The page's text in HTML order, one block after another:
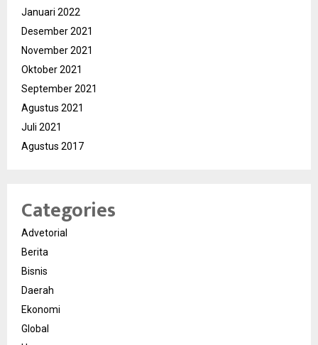
Januari 2022
Desember 2021
November 2021
Oktober 2021
September 2021
Agustus 2021
Juli 2021
Agustus 2017
Categories
Advetorial
Berita
Bisnis
Daerah
Ekonomi
Global